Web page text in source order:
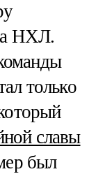
НХЛ.
только
славы
был